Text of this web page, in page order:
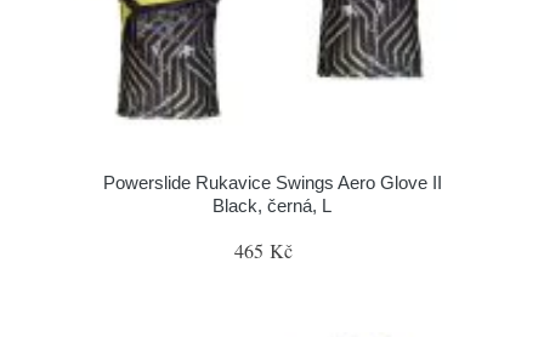
Powerslide Rukavice Swings Aero Glove II
Black, černá, L
465 Kč